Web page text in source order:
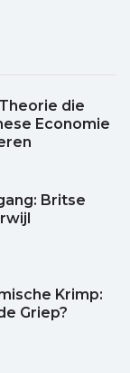
die
Economie
Britse
Krimp:
Griep?